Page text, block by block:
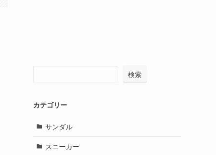
検索
カテゴリー
サンダル
スニーカー